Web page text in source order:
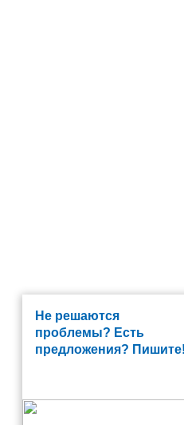
Не решаются
проблемы? Есть
предложения? Пишите!